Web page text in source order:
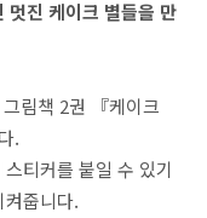
멋진 케이크 별들을 만
림책 2권 『케이크
.
티커를 붙일 수 있기
줍니다.